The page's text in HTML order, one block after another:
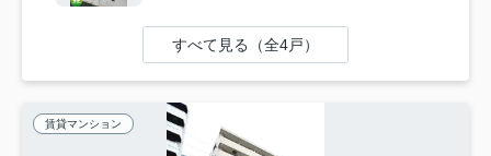
すべて見る（全4戸）
賃貸マンション